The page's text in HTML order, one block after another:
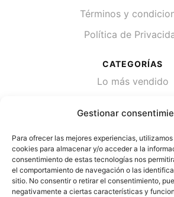
Gestionar
Para ofrecer las mejores experiencias,
cookies para almacenar y/o acceder a la
consentimiento de estas tecnologías nos
el comportamiento de navegación o las
sitio. No consentir o retirar el consentimiento,
negativamente a ciertas características y
Términos y
Política de
CATEGORÍAS
Lo más vendido
Desinfección de
CONTACTA
Cami Primera Marrada, SN,